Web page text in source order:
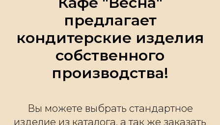
предлагает
кондитерские изделия
собственного
производства!
Вы можете выбрать стандартное
изделие из каталога, а так же заказать